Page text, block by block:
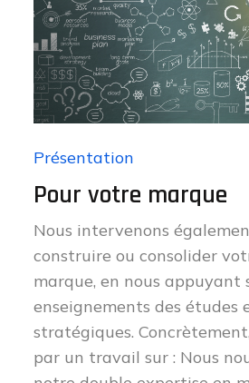
Présentation
Pour votre marque
Nous intervenons
construire ou consolider
marque, en nous appuyant
enseignements des études
stratégiques.
par un travail sur : Nous